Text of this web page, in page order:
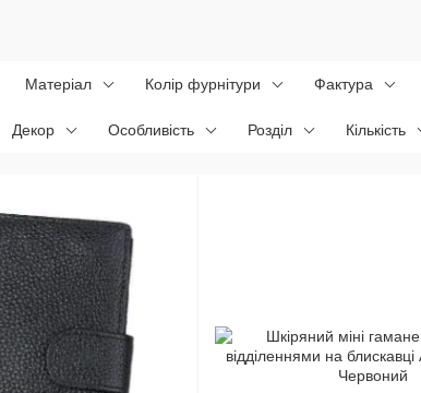
Матеріал Колір фурнітури Фактура
Декор Особливість Розділ Кількість